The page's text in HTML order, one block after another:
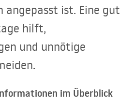
ist. Eine gut
hilft,
und unnötige
im Überblick